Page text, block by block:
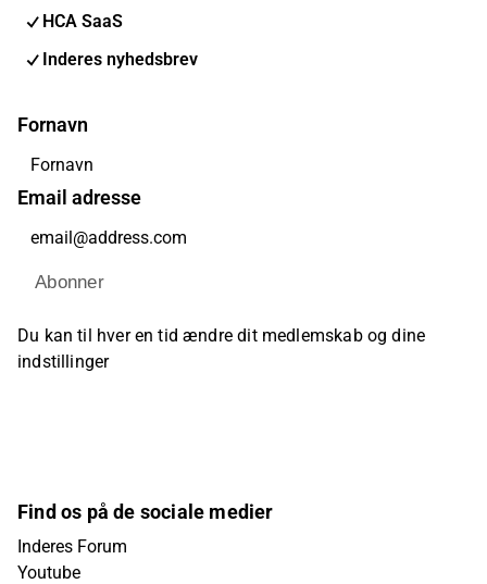
HCA SaaS
Inderes nyhedsbrev
Fornavn
Email adresse
Abonner
Du kan til hver en tid ændre dit medlemskab og dine
indstillinger
Find os på de sociale medier
Inderes Forum
Youtube